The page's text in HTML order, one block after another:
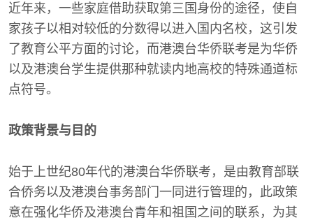
近年来，一些家庭借助获取第三国身份的途径，使自
家孩子以相对较低的分数得以进入国内名校，这引发
了教育公平方面的讨论，而港澳台华侨联考是为华侨
以及港澳台学生提供那种就读内地高校的特殊通道标
点符号。
政策背景与目的
始于上世纪80年代的港澳台华侨联考，是由教育部联
合侨务以及港澳台事务部门一同进行管理的，此政策
意在强化华侨及港澳台青年和祖国之间的联系，为其